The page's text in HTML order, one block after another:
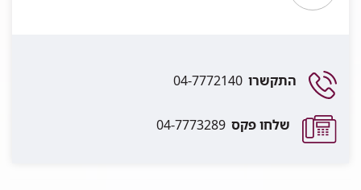
התקשרו 04-7772140
שלחו פקס 04-7773289